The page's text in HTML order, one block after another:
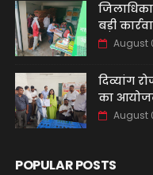
बड़ी
August
दिव्यांग
का
August
POPULAR POSTS